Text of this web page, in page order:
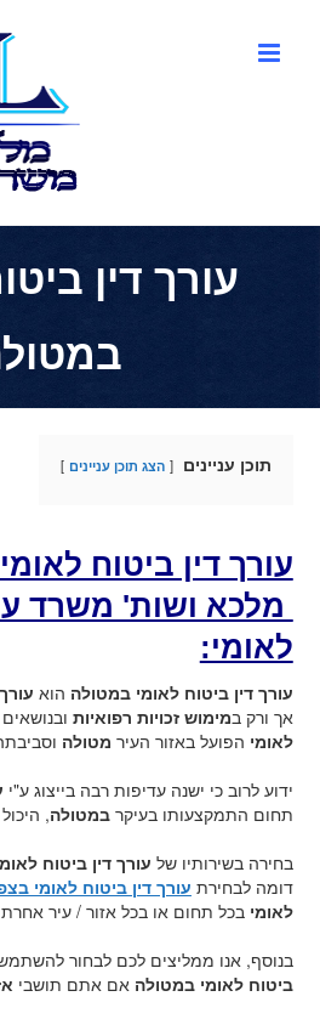
עורך דין
תוכן עניינים הצג תוכן עניינים
עורך דין ביטוח
מלכא ושות' משרד
לאומי:
עורך דין ביטוח לאומי במטולה הוא
אך ורק במימוש זכויות רפואיות
לאומי הפועל באזור העיר מטולה
ידוע לרוב כי ישנה עדיפות רבה בייצוג ע"י
תחום התמקצעותו בעיקרבמטולה,
בחירה בשירותיו של עורך דין ביטוח
דומה לבחירת עורך דין ביטוח לאומי
לאומי בכל תחום או בכל אזור / עיר
בנוסף, אנו ממליצים לכם לבחור
ביטוח לאומי במטולה אם אתם תושבי